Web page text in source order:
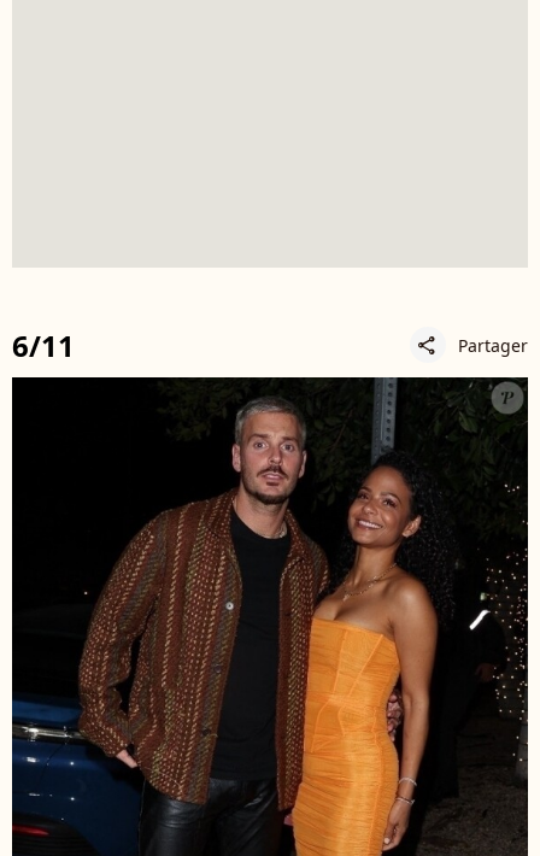
6/11 share Partager